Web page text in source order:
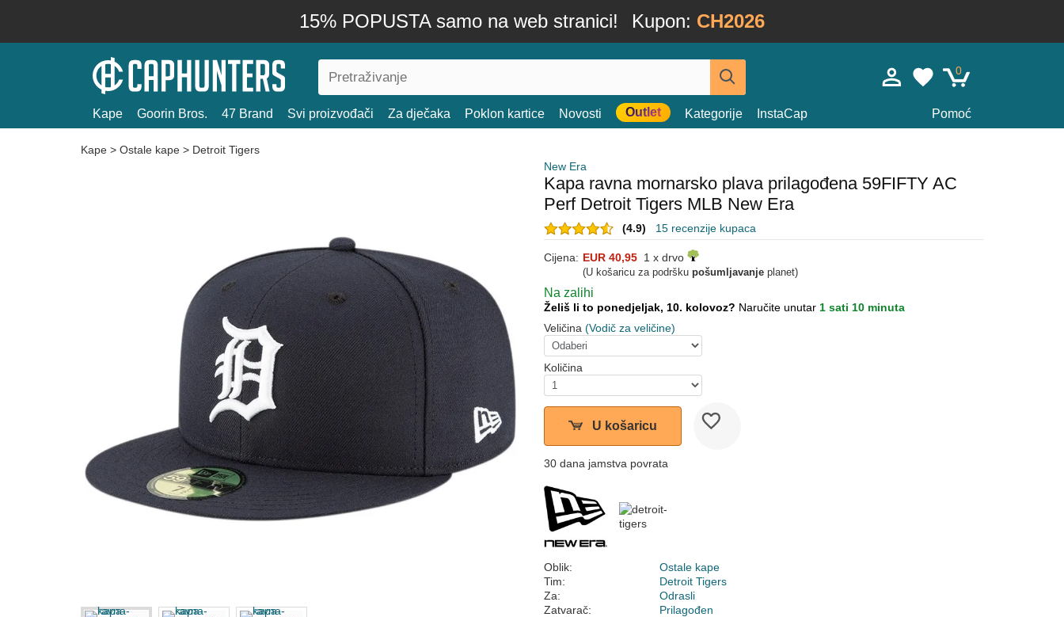
15% POPUSTA samo na web stranici! Kupon: CH2026
0
Kape Goorin Bros. 47 Brand Svi proizvođači Za dječaka Poklon kartice Novosti Outlet Kategorije InstaCap Pomoć
Kape > Ostale kape > Detroit Tigers
New Era
Kapa ravna mornarsko plava prilagođena 59FIFTY AC
Perf Detroit Tigers MLB New Era
(4.9) 15 recenzije kupaca
Cijena: EUR 40,95 1 x drvo
(U košaricu za podršku pošumljavanje planet)
Na zalihi
Želiš li to ponedjeljak, 10. kolovoz? Naručite unutar 1 sati 10 minuta
Veličina (Vodič za veličine)
Količina
U košaricu
30 dana jamstva povrata
Oblik:
Ostale kape
Tim:
Detroit Tigers
Za:
Odrasli
Zatvarač:
Prilagođen